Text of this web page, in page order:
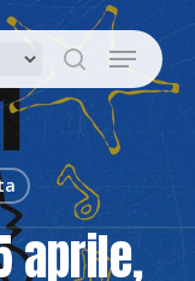
search
Menu
aprile,